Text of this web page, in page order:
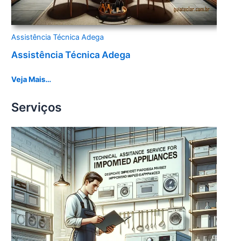
Assistência Técnica Adega
Assistência Técnica Adega
Veja Mais…
Serviços